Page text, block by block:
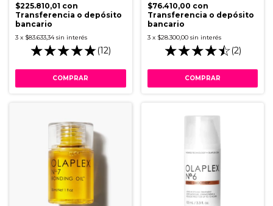
$225.810,01 con
Transferencia o depósito
bancario
3 x $83.633,34 sin interés
(12)
$76.410,00 con
Transferencia o depósito
bancario
3 x $28.300,00 sin interés
(2)